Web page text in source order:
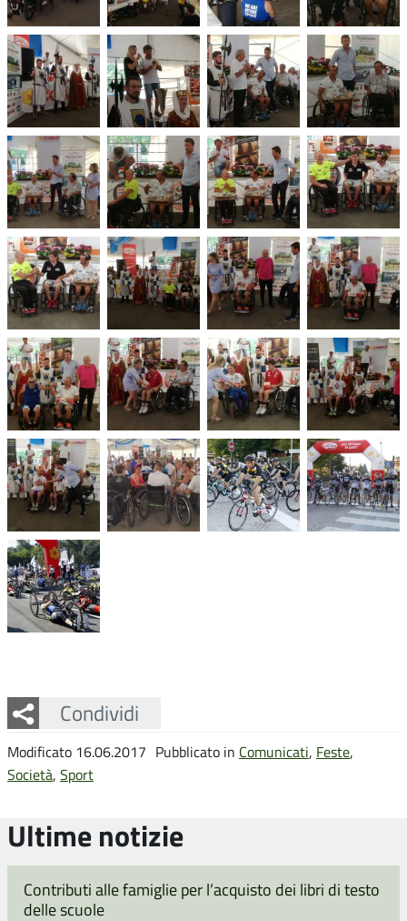
Condividi
Facebook
Twitter
Whatsapp
Modificato 16.06.2017 Pubblicato in Comunicati, Feste,
Società, Sport
Ultime notizie
Contributi alle famiglie per l’acquisto dei libri di testo
delle scuole